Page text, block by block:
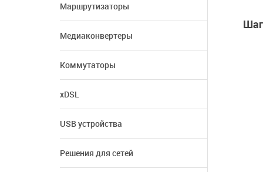
Маршрутизаторы
Медиаконвертеры
Коммутаторы
xDSL
USB устройства
Решения для сетей